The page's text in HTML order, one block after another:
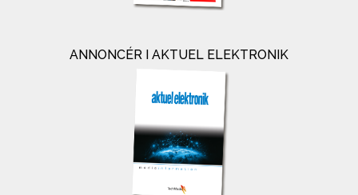
ANNONCÉR I AKTUEL ELEKTRONIK